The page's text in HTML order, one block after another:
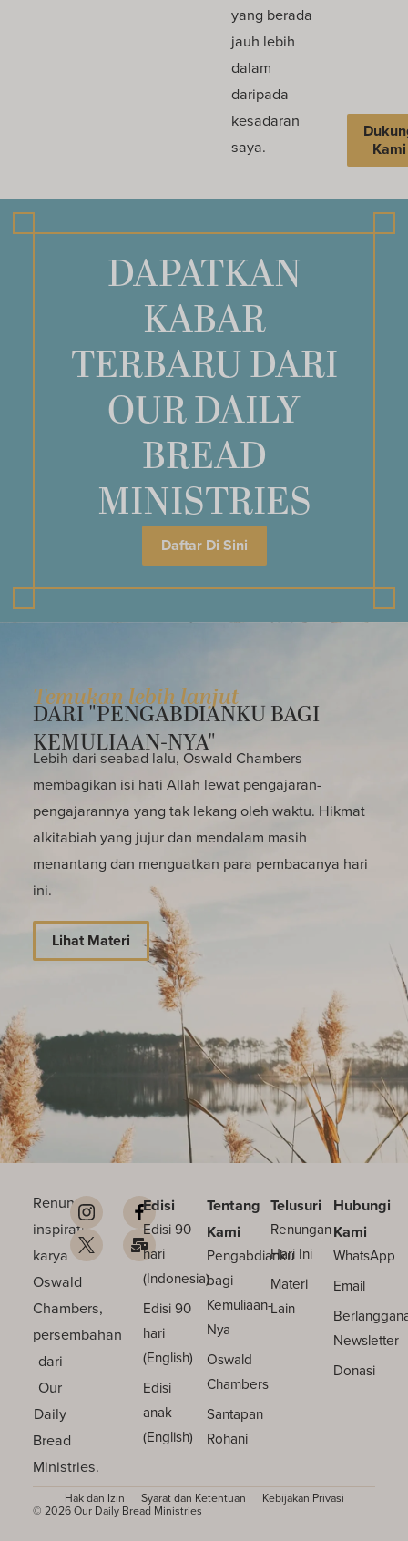
yang berada
jauh lebih
dalam
daripada
kesadaran
saya.
Kami
DAPATKAN
KABAR
TERBARU DARI
OUR DAILY
BREAD
MINISTRIES
Daftar Di Sini
Temukan lebih lanjut
DARI "PENGABDIANKU BAGI
KEMULIAAN-NYA"
Lebih dari seabad lalu, Oswald Chambers
membagikan isi hati Allah lewat pengajaran-
pengajarannya yang tak lekang oleh waktu. Hikmat
alkitabiah yang jujur dan mendalam masih
menantang dan menguatkan para pembacanya hari
ini.
Lihat Materi
Renungan
inspiratif
karya
Oswald
Chambers,
persembahan
dari
Our
Daily
Bread
Ministries.
Edisi
Edisi 90
hari
(Indonesia)
Edisi 90
hari
(English)
Edisi
anak
(English)
Tentang
Kami
Pengabdianku
bagi
Kemuliaan-
Nya
Oswald
Chambers
Santapan
Rohani
Telusuri
Renungan
Hari Ini
Materi
Lain
Hubungi
Kami
WhatsApp
Email
Newsletter
Donasi
Hak dan Izin Syarat dan Ketentuan
Kebijakan Privasi
© 2026 Our Daily Bread Ministries